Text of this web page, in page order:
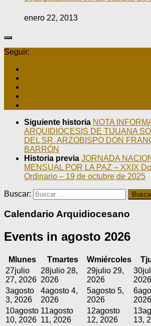
enero 22, 2013
Seguir:
Siguiente historia NOTA
ARQUIDIÓCESIS DE TIJUANA
DEL SR. ARZOBISPO DON
BARRÓN
Historia previa JORNADA
MENSUAL POR LA PAZ – XXIX
Ordinario – 19 de octubre de 2025
Buscar:
Calendario Arquidiocesano
Events in agosto 2026
M lunes Tmartes Wmiércoles T
27julio
27, 2026
28julio 28,
2026
29julio 29,
2026
30
2026
3agosto
3, 2026
4agosto 4,
2026
5agosto 5,
2026
6
2026
10agosto
10, 2026
11agosto
11, 2026
12agosto
12, 2026
13
13,